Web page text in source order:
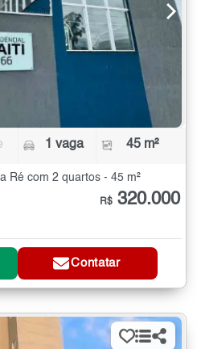
1 vaga 45 m²
Ré com 2 quartos - 45 m²
R$ 320.000
Contatar